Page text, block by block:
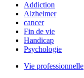
Addiction
Alzheimer
cancer
Fin de vie
Handicap
Psychologie
Vie professionnelle